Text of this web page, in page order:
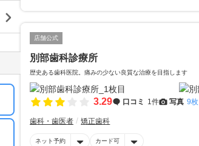
店舗公式
別部歯科診療所
歴史ある歯科医院。痛みの少ない良質な治療を目指します
3.29 口コミ 1件 写真 9枚
歯科・歯医者 矯正歯科
ネット予約 カード可